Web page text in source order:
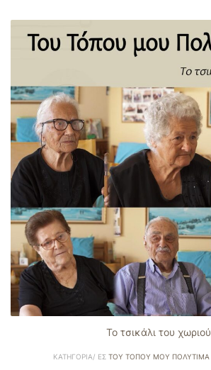
Το τσικάλι του χωριού
ΚΑΤΗΓΟΡΊΑ/ ΕΣ ΤΟΥ ΤΌΠΟΥ ΜΟΥ ΠΟΛΎΤΙΜΑ